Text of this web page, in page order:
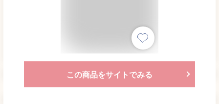
この商品をサイトでみる